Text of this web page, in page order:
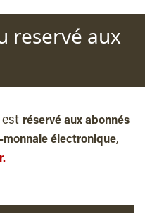
reservé aux
réservé aux abonnés
monnaie électronique,